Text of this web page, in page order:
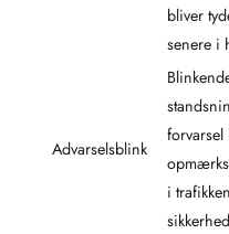
bliver
senere i
Advarselsblink
i